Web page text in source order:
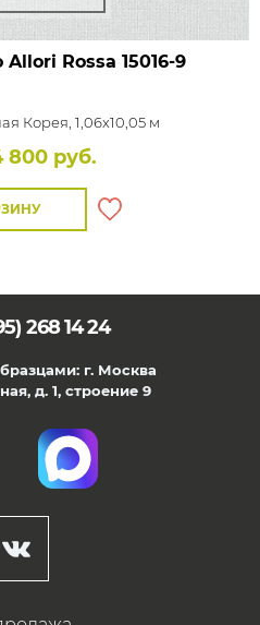
Allori Rossa 15016-9
Корея, 1,06x10,05 м
800 руб.
268 14 24
г. Москва
д. 1, строение 9